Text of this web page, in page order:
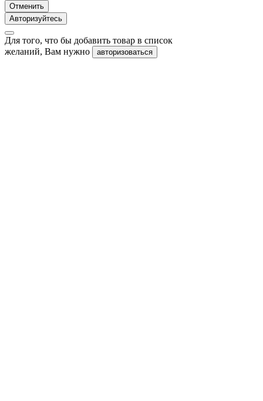
Отменить
Авторизуйтесь
Для того, что бы добавить товар в список
желаний, Вам нужно
авторизоваться